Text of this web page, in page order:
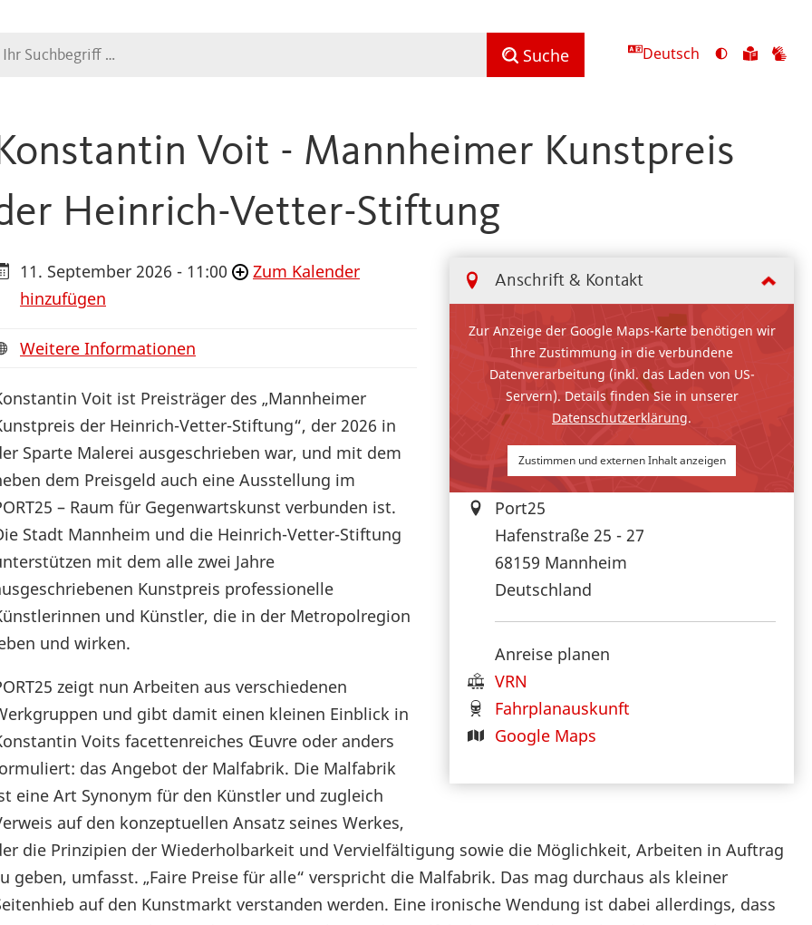
Suche Deutsch
Ansicht
umschalten
Zu
Voit - Mannheimer Kunstpreis
Heinrich-Vetter-Stiftung
Anschrift & Kontakt
Zur Anzeige der Google Maps-Karte benötigen wir
Ihre Zustimmung in die verbundene
Datenverarbeitung (inkl. das Laden von US-
Servern). Details finden Sie in unserer
Datenschutzerklärung.
Zustimmen und externen Inhalt anzeigen
Port25
Hafenstraße 25 - 27
68159 Mannheim
Deutschland
Anreise planen
VRN
Fahrplanauskunft
Google Maps
11. September 2026 - 11:00
Zum Kalender
hinzufügen
Weitere Informationen
Voit ist Preisträger des „Mannheimer
der Heinrich-Vetter-Stiftung“, der 2026 in
Sparte Malerei ausgeschrieben war, und mit dem
dem Preisgeld auch eine Ausstellung im
– Raum für Gegenwartskunst verbunden ist.
Stadt Mannheim und die Heinrich-Vetter-Stiftung
mit dem alle zwei Jahre
Kunstpreis professionelle
und Künstler, die in der Metropolregion
und wirken.
zeigt nun Arbeiten aus verschiedenen
und gibt damit einen kleinen Einblick in
Voits facettenreiches Œuvre oder anders
das Angebot der Malfabrik. Die Malfabrik
eine Art Synonym für den Künstler und zugleich
auf den konzeptuellen Ansatz seines Werkes,
die Prinzipien der Wiederholbarkeit und Vervielfältigung sowie die Möglichkeit, Arbeiten in Auftrag
geben, umfasst. „Faire Preise für alle“ verspricht die Malfabrik. Das mag durchaus als kleiner
auf den Kunstmarkt verstanden werden. Eine ironische Wendung ist dabei allerdings, dass